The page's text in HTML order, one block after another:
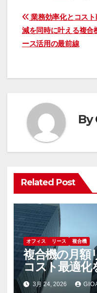
投
稿
ビ
ゲ
ー
シ
ン
業務効率化とコスト
減を同時に叶える複合
ース活用の最前線
By
Related Post
オフィス リース 複合機
複合機の月額
コスト最適化
択肢
3月 24, 2026